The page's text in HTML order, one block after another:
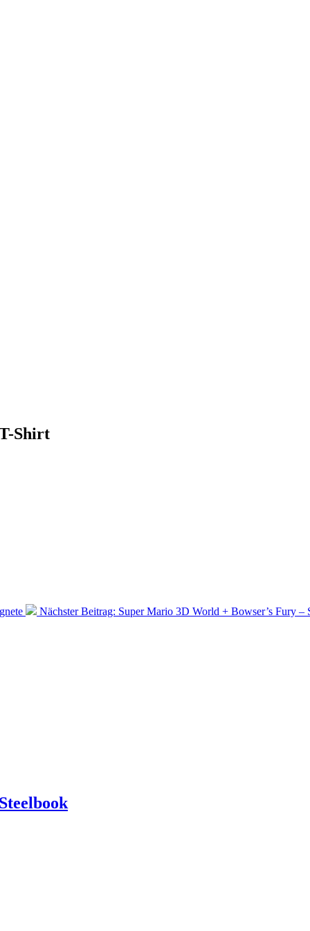
Shirt
Nächster Beitrag: Super Mario 3D World + Bowser’s Fury –